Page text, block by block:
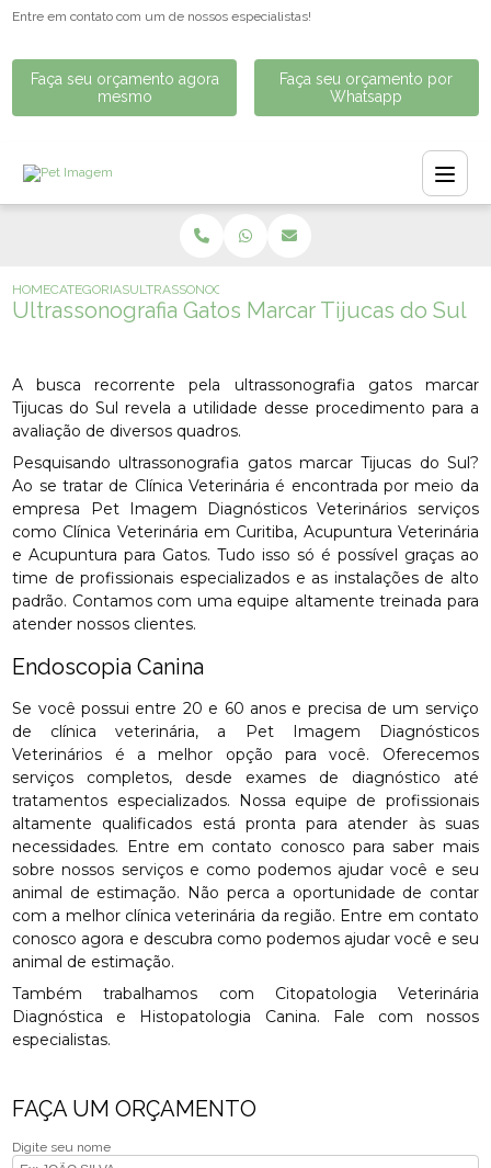
Entre em contato com um de nossos especialistas!
Faça seu orçamento agora
mesmo
Faça seu orçamento por
Whatsapp
HOMECATEGORIASULTRASSONOGRAFIA GATOS MARCAR TIJUCAS DO SUL
Ultrassonografia Gatos Marcar Tijucas do Sul
A busca recorrente pela ultrassonografia gatos marcar
Tijucas do Sul revela a utilidade desse procedimento para a
avaliação de diversos quadros.
Pesquisando ultrassonografia gatos marcar Tijucas do Sul?
Ao se tratar de Clínica Veterinária é encontrada por meio da
empresa Pet Imagem Diagnósticos Veterinários serviços
como Clínica Veterinária em Curitiba, Acupuntura Veterinária
e Acupuntura para Gatos. Tudo isso só é possível graças ao
time de profissionais especializados e as instalações de alto
padrão. Contamos com uma equipe altamente treinada para
atender nossos clientes.
Endoscopia Canina
Se você possui entre 20 e 60 anos e precisa de um serviço
de clínica veterinária, a Pet Imagem Diagnósticos
Veterinários é a melhor opção para você. Oferecemos
serviços completos, desde exames de diagnóstico até
tratamentos especializados. Nossa equipe de profissionais
altamente qualificados está pronta para atender às suas
necessidades. Entre em contato conosco para saber mais
sobre nossos serviços e como podemos ajudar você e seu
animal de estimação. Não perca a oportunidade de contar
com a melhor clínica veterinária da região. Entre em contato
conosco agora e descubra como podemos ajudar você e seu
animal de estimação.
Também trabalhamos com Citopatologia Veterinária
Diagnóstica e Histopatologia Canina. Fale com nossos
especialistas.
FAÇA UM ORÇAMENTO
Digite seu nome